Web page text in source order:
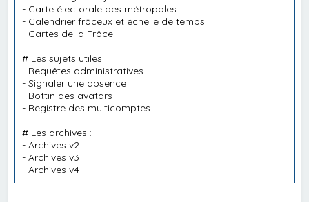
- Carte électorale des métropoles
- Calendrier frôceux et échelle de temps
- Cartes de la Frôce
# Les sujets utiles :
- Requêtes administratives
-Signaler une absence
- Bottin des avatars
- Registre des multicomptes
# Les archives :
-Archives v2
-Archives v3
-Archives v4